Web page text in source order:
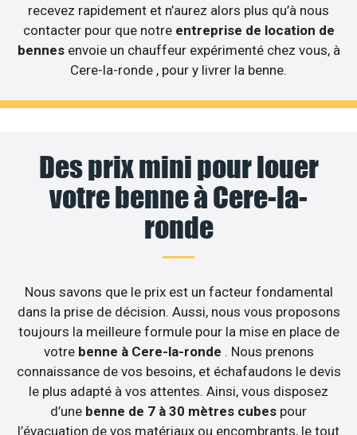
recevez rapidement et n’aurez alors plus qu’à nous
contacter pour que notre entreprise de location de
bennesenvoie un chauffeur expérimenté chez vous, à
Cere-la-ronde , pour y livrer la benne.
Des prix mini pour louer
votre benne à Cere-la-
ronde
Nous savons que le prix est un facteur fondamental
dans la prise de décision. Aussi, nous vous proposons
toujours la meilleure formule pour la mise en place de
votre benne à Cere-la-ronde . Nous prenons
connaissance de vos besoins, et échafaudons le devis
le plus adapté à vos attentes. Ainsi, vous disposez
d’une benne de 7 à 30 mètres cubes pour
l’évacuation de vos matériaux ou encombrants, le tout